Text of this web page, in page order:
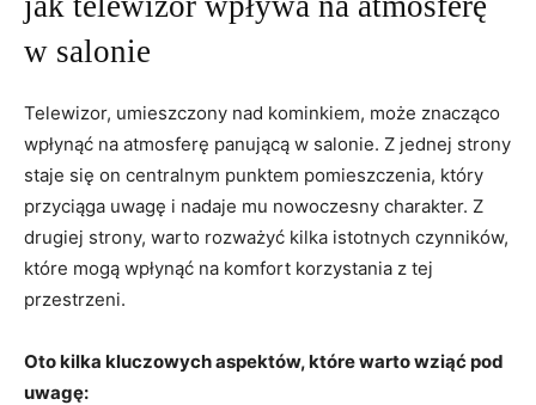
⁣w salonie
Telewizor, umieszczony nad kominkiem, może znacząco
wpłynąć na atmosferę panującą w salonie. Z jednej​ strony
staje​ się on centralnym punktem pomieszczenia, który
przyciąga uwagę i nadaje‌ mu nowoczesny charakter. ⁢Z
drugiej strony, warto rozważyć kilka istotnych czynników,
które mogą wpłynąć na ⁤komfort korzystania z tej
przestrzeni.
Oto kilka kluczowych aspektów, które warto wziąć pod
uwagę: